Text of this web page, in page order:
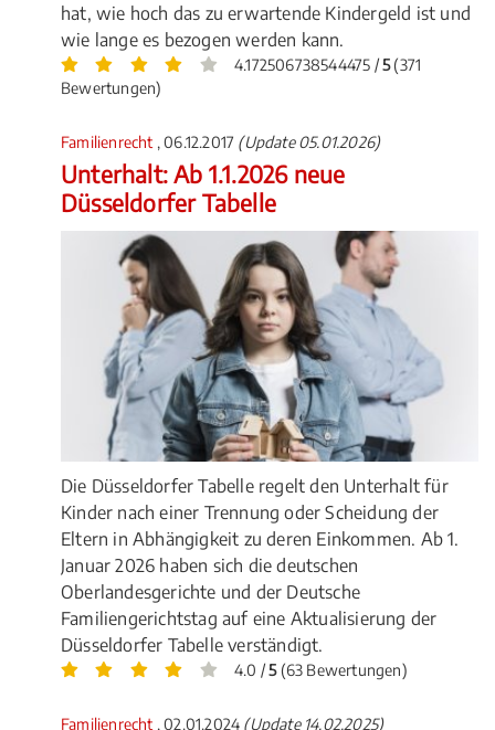
hat, wie hoch das zu erwartende Kindergeld ist und
wie lange es bezogen werden kann.
4.172506738544475 /5(371
Bewertungen)
Familienrecht , 06.12.2017 (Update 05.01.2026)
Unterhalt: Ab 1.1.2026 neue
Düsseldorfer Tabelle
Die Düsseldorfer Tabelle regelt den Unterhalt für
Kinder nach einer Trennung oder Scheidung der
Eltern in Abhängigkeit zu deren Einkommen. Ab 1.
Januar 2026 haben sich die deutschen
Oberlandesgerichte und der Deutsche
Familiengerichtstag auf eine Aktualisierung der
Düsseldorfer Tabelle verständigt.
4.0 /5(63 Bewertungen)
Familienrecht , 02.01.2024 (Update 14.02.2025)